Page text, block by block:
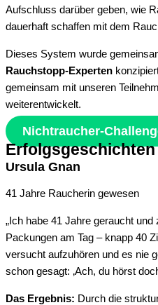
Aufschluss darüber geben, wie
dauerhaft schaffen mit dem
Dieses System wurde
Rauchstopp-Experten
gemeinsam mit unseren
weiterentwickelt.
Nichtraucher-
Ursula Gnan
41 Jahre Raucherin gewesen
„Ich habe 41 Jahre geraucht
Packungen am Tag – knapp 40
versucht aufzuhören und es nie
schon gesagt: ‚Ach, du hörst
Das Ergebnis: Durch die